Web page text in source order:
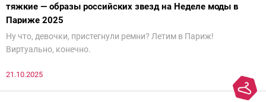
тяжкие — образы российских звезд на Неделе моды в
Париже 2025
Ну что, девочки, пристегнули ремни? Летим в Париж!
Виртуально, конечно.
21.10.2025